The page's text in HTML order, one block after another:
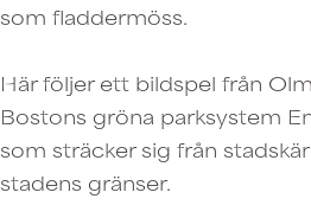
som fladdermöss.
Här följer ett bildspel från
Bostons gröna parksystem
som sträcker sig från
stadens gränser.